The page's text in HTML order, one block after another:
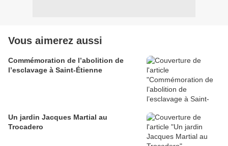
Vous aimerez aussi
Commémoration de l’abolition de
l’esclavage à Saint-Étienne
Un jardin Jacques Martial au
Trocadero